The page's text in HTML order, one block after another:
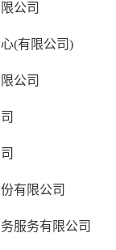
公司
(有限公司)
公司
有限公司
服务有限公司